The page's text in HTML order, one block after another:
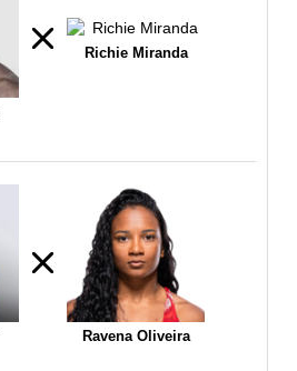
Richie Miranda
Ravena Oliveira